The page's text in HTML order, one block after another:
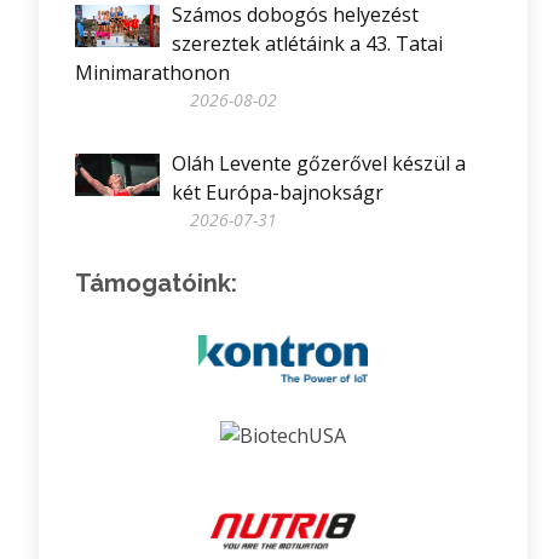
Számos dobogós helyezést
szereztek atlétáink a 43. Tatai
Minimarathonon
2026-08-02
Oláh Levente gőzerővel készül a
két Európa-bajnokságr
2026-07-31
Támogatóink: